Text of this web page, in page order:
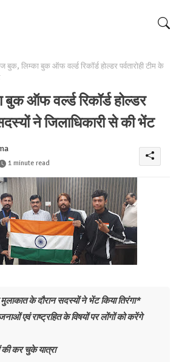
बुक, लिम्का बुक ऑफ वर्ल्ड रिकॉर्ड होल्डर पर्वतारोही टीम के
ऑफ वर्ल्ड रिकॉर्ड होल्डर
ने जिलाधिकारी से की भेंट
1 minute read
के दौरान सदस्यों ने भेंट किया तिरंगा*
एवं राष्ट्रहित के विषयों पर लोंगों को करेंगे
कर चुके यात्रा